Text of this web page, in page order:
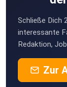
Schließe Dich
interessante
Redaktion,
Zur